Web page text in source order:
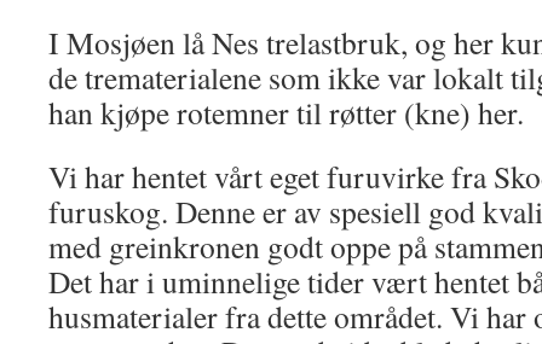
I Mosjøen lå Nes trelastbruk, og her
de trematerialene som ikke var lokalt
han kjøpe rotemner til røtter (kne) her.
Vi har hentet vårt eget furuvirke fra
furuskog. Denne er av spesiell god
med greinkronen godt oppe på
Det har i uminnelige tider vært hentet
husmaterialer fra dette området. Vi har